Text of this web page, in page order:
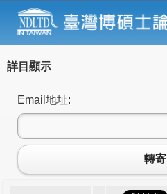
詳目顯示
Email地址:
轉寄